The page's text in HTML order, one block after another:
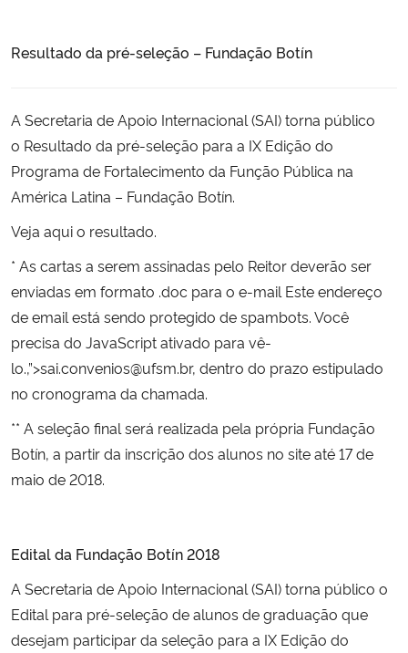
Ministério da Saúde
Ministério de Minas e Energia
Ministério da Ciência, Tecnologia, Inovações e Comunicações
Ministério do Desenvolvimento Regional
Controladoria-Geral da União
Ministério da Mulher, da Família e dos Direitos Humanos
Secretaria-Geral
Gabinete de Segurança Institucional
Advocacia-Geral da União
Banco Central do Brasil
Resultado da pré-seleção – Fundação Botín
A Secretaria de Apoio Internacional (SAI) torna público
o Resultado da pré-seleção para a IX Edição do
Programa de Fortalecimento da Função Pública na
América Latina – Fundação Botín.
Veja aquio resultado.
* As cartas a serem assinadas pelo Reitor deverão ser
enviadas em formato .doc para o e-mail Este endereço
de email está sendo protegido de spambots. Você
precisa do JavaScript ativado para vê-
lo.,”>sai.convenios@ufsm.br, dentro do prazo estipulado
no cronograma da chamada.
** A seleção final será realizada pela própria Fundação
Botín, a partir da inscrição dos alunos no site até 17 de
maio de 2018.
Edital da Fundação Botín 2018
A Secretaria de Apoio Internacional (SAI) torna público o
Edital para pré-seleção de alunos de graduação que
desejam participar da seleção para a IX Edição do